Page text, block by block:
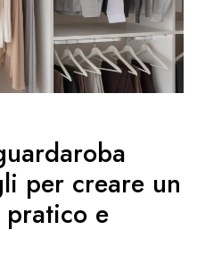
per creare un
pratico e